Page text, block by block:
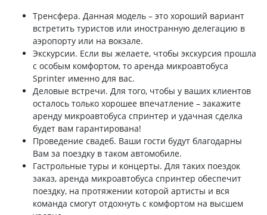
Тренсфера. Данная модель – это хороший вариант
встретить туристов или иностранную делегацию в
аэропорту или на вокзале.
Экскурсии. Если вы желаете, чтобы экскурсия прошла
с особым комфортом, то аренда микроавтобуса
Sprinter именно для вас.
Деловые встречи. Для того, чтобы у ваших клиентов
осталось только хорошее впечатление – закажите
аренду микроавтобуса спринтер и удачная сделка
будет вам гарантирована!
Проведение свадеб. Ваши гости будут благодарны
Вам за поездку в таком автомобиле.
Гастрольные туры и концерты. Для таких поездок
заказ, аренда микроавтобуса спринтер обеспечит
поездку, на протяжении которой артисты и вся
команда смогут отдохнуть с комфортом на высшем